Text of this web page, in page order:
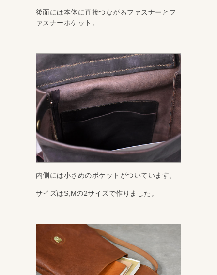
後面には本体に直接つながるファスナーとフ
ァスナーポケット。
内側には小さめのポケットがついています。
サイズはS,Mの2サイズで作りました。